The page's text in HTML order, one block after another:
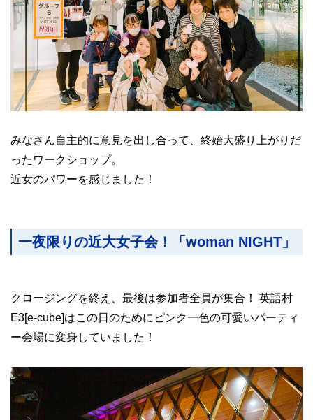
みなさん自主的に意見を出し合って、終始大盛り上がりだ
ったワークショップ。
近女のパワーを感じました！
一夜限りの近大女子会！「woman NIGHT」
クロージングを終え、最後は参加者全員が集合！ 英語村
E3[e-cube]はこの日のためにピンク一色の可愛いパーティ
ー会場に変身していました！